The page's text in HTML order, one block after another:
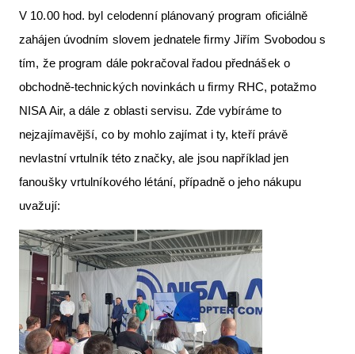
V 10.00 hod. byl celodenní plánovaný program oficiálně
zahájen úvodním slovem jednatele firmy Jiřím Svobodou s
tím, že program dále pokračoval řadou přednášek o
obchodně-technických novinkách u firmy RHC, potažmo
NISA Air, a dále z oblasti servisu. Zde vybíráme to
nejzajímavější, co by mohlo zajímat i ty, kteří právě
nevlastní vrtulník této značky, ale jsou například jen
fanoušky vrtulníkového létání, případně o jeho nákupu
uvažují: